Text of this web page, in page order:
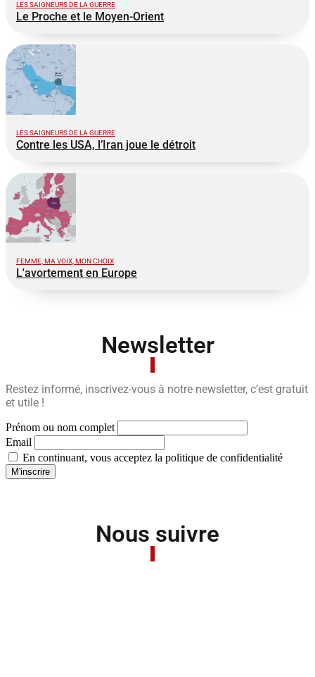
LES SAIGNEURS DE LA GUERRE
Le Proche et le Moyen-Orient
LES SAIGNEURS DE LA GUERRE
Contre les USA, l’Iran joue le détroit
FEMME, MA VOIX, MON CHOIX
L'avortement en Europe
Newsletter
Restez informé, inscrivez-vous à notre newsletter, c’est gratuit
et utile !
Prénom ou nom complet
Email
En continuant, vous acceptez la politique de confidentialité
Nous suivre